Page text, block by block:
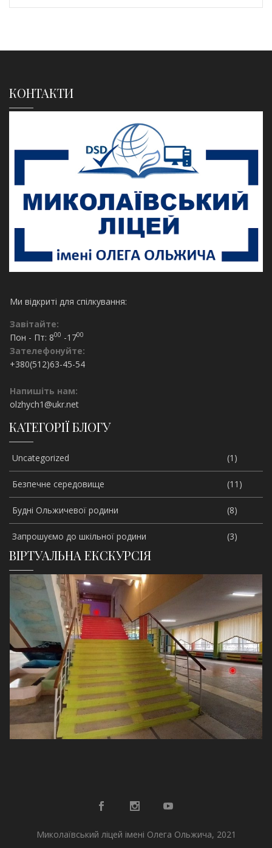
КОНТАКТИ
Ми відкриті для спілкування:
Завітайте:
Пон - Пт: 800 -1700
Зателефонуйте:
+380(512)63-45-54
Напишіть нам:
olzhych1@ukr.net
КАТЕГОРІЇ БЛОГУ
Uncategorized (1)
Безпечне середовище (11)
Будні Ольжичевої родини (8)
Запрошуємо до шкільної родини (3)
ВІРТУАЛЬНА ЕКСКУРСІЯ
Миколаївський ліцей імені Олега Ольжича, 2021